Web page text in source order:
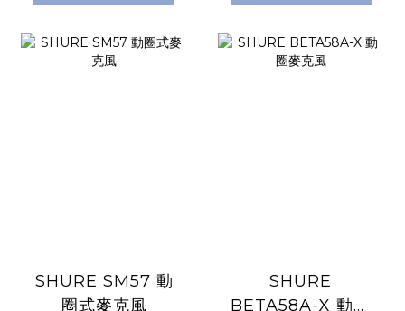
SHURE SM57 動
圈式麥克風
SHURE
BETA58A-X 動圈